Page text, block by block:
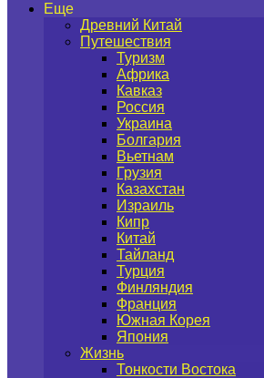
Еще
Древний Китай
Путешествия
Туризм
Африка
Кавказ
Россия
Украина
Болгария
Вьетнам
Грузия
Казахстан
Израиль
Кипр
Китай
Тайланд
Турция
Финляндия
Франция
Южная Корея
Япония
Жизнь
Тонкости Востока